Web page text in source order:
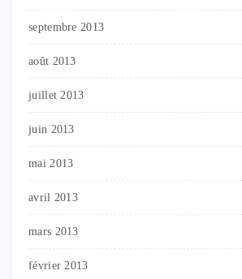
septembre 2013
août 2013
juillet 2013
juin 2013
mai 2013
avril 2013
mars 2013
février 2013